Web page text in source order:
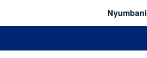
Nyumbani